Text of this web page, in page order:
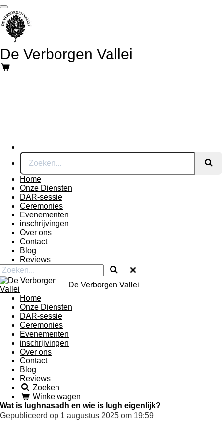
Ga
direct
naar
de
hoofdinhoud
De Verborgen Vallei
Home
Onze Diensten
DAR-sessie
Ceremonies
Evenementen
inschrijvingen
Over ons
Contact
Blog
Reviews
De Verborgen Vallei
Home
Onze Diensten
DAR-sessie
Ceremonies
Evenementen
inschrijvingen
Over ons
Contact
Blog
Reviews
Zoeken
Winkelwagen
Wat is lughnasadh en wie is lugh eigenlijk?
Gepubliceerd op 1 augustus 2025 om 19:59